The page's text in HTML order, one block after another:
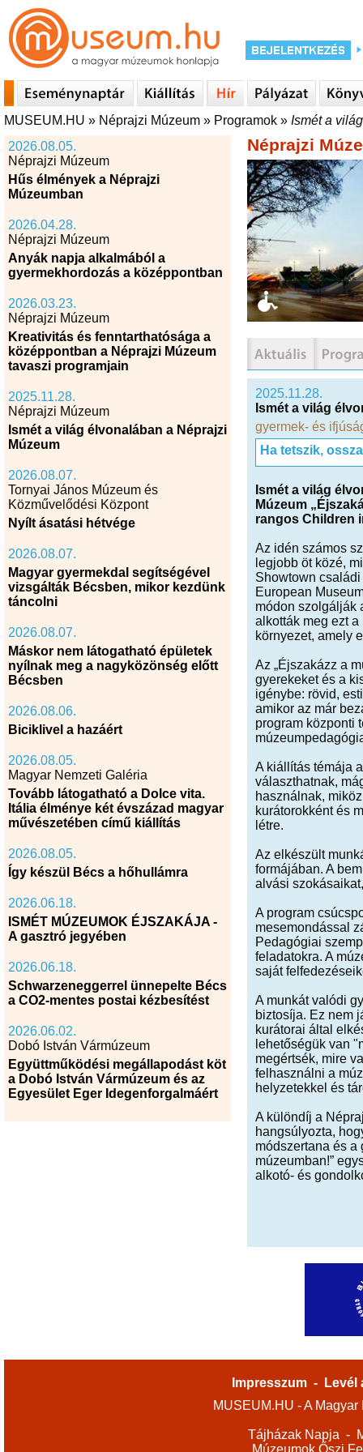
MUSEUM.HU » Néprajzi Múzeum » Programok » Ismét a
2026.08.05.
Néprajzi Múzeum
Hűs élmények a Néprajzi
Múzeumban
2026.04.28.
Néprajzi Múzeum
Anyák napja alkalmából a
gyermekhordozás a középpontban
2026.03.23.
Néprajzi Múzeum
Kreativitás és fenntarthatósága a
középpontban a Néprajzi Múzeum
tavaszi programjain
2025.11.28.
Néprajzi Múzeum
Ismét a világ élvonalában a Néprajzi
Múzeum
2026.08.07.
Tornyai János Múzeum és
Közművelődési Központ
Nyílt ásatási hétvége
2026.08.07.
Magyar gyermekdal segítségével
vizsgálták Bécsben, mikor kezdünk
táncolni
2026.08.07.
Máskor nem látogatható épületek
nyílnak meg a nagyközönség előtt
Bécsben
2026.08.06.
Biciklivel a hazáért
2026.08.05.
Magyar Nemzeti Galéria
Tovább látogatható a Dolce vita.
Itália élménye két évszázad magyar
művészetében című kiállítás
2026.08.05.
Így készül Bécs a hőhullámra
2026.06.18.
ISMÉT MÚZEUMOK ÉJSZAKÁJA -
A gasztró jegyében
2026.06.18.
Schwarzeneggerrel ünnepelte Bécs
a CO2-mentes postai kézbesítést
2026.06.02.
Dobó István Vármúzeum
Együttműködési megállapodást köt
a Dobó István Vármúzeum és az
Egyesület Eger Idegenforgalmáért
Néprajzi
2025.11.28.
Ismét a világ
gyermek- és
Ha tetszik,
Ismét a világ
Múzeum
rangos Children
Az idén számos
legjobb öt közé,
Showtown
European
módon szolgálják
alkották meg ezt
környezet, amely
Az „Éjszakázz a
gyerekeket és a
igénybe: rövid,
amikor az már
program központi
A kiállítás témája
választhatnak,
használnak,
kurátorokként és
létre.
Az elkészült
formájában. A
alvási
A program
mesemondással
Pedagógiai
feladatokra. A
saját
A munkát valódi
biztosíja. Ez nem
kurátorai által
lehetőségük van
megértsék, mire
felhasználni a
helyzetekkel és
A különdíj a
hangsúlyozta,
módszertana és a
múzeumban!”
alkotó- és
Impresszum -
Levél
MUSEUM.HU - A
Tájházak Napja -
Múzeumok Őszi